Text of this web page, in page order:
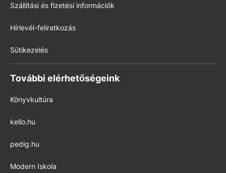
Szállítási és fizetési információk
Hírlevél-feliratkozás
Sütikezelés
További elérhetőségeink
Könyvkultúra
kello.hu
pedig.hu
Modern Iskola